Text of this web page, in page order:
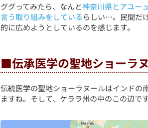
ググってみたら、なんと神奈川県とアユー
言う取り組みをしているらしい…。民間だ
的に広めようとしているのを感じます。
■伝承医学の聖地ショーラ
伝統医学の聖地ショーラヌールはインドの
ますね。そして、ケララ州の中のこの辺で